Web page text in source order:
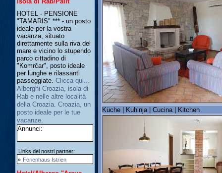
HOTEL - PENSIONE
"TAMARIS" *** - un posto
ideale per la vostra
vacanza, situato
direttamente sulla riva del
mare e vicino lo stupendo
parco cittadino di
"Komrčar", posto ideale
per lunghe e rilassanti
passeggiate. Clicca qui...
Alberghi Croazia, isola di
Rab e nelle altre località
della Croazia. Croazia, un
posto ideale per le tue
vacanze.
Annunci:
Links dei nostri partner:
» Ferienhaus Istrien
Küche | Kuhinja | Cucina | Kitchen